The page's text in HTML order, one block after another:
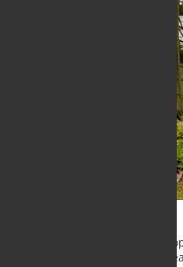
Die sicherheitspolitische Lage
Verteidigungsfähigkeit (Defence